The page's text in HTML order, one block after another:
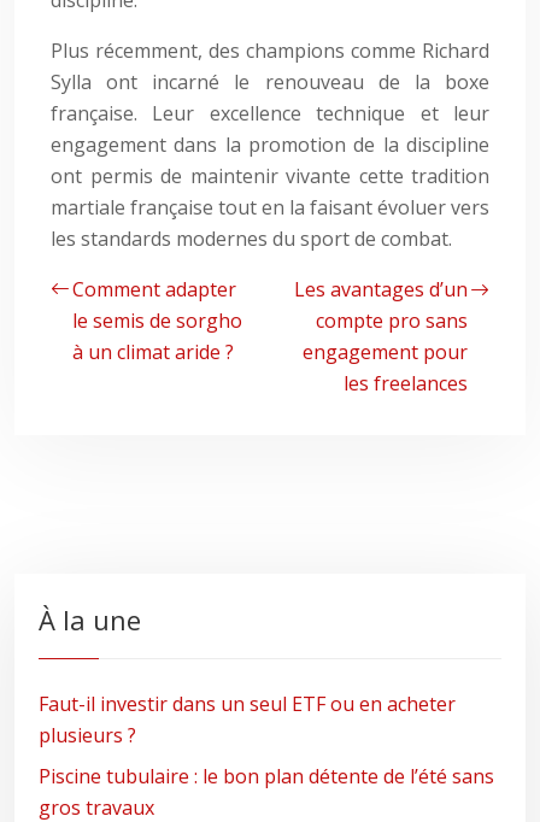
Plus récemment, des champions comme Richard
Sylla ont incarné le renouveau de la boxe
française. Leur excellence technique et leur
engagement dans la promotion de la discipline
ont permis de maintenir vivante cette tradition
martiale française tout en la faisant évoluer vers
les standards modernes du sport de combat.
Comment adapter
le semis de sorgho
à un climat aride ?
Les avantages d’un
compte pro sans
engagement pour
les freelances
À la une
Faut-il investir dans un seul ETF ou en acheter
plusieurs ?
Piscine tubulaire : le bon plan détente de l’été sans
gros travaux